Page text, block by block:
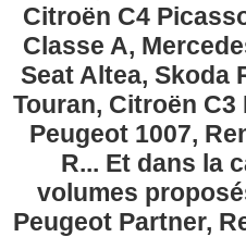
Citroën C4
Classe A,
Seat Altea, Skoda
Touran, Citroën C3
Peugeot 1007,
R... Et dans la
volumes
Peugeot Partner,